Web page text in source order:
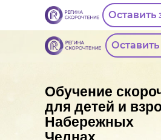
Оставить
Оставить
Обучение
для детей и
Набережных